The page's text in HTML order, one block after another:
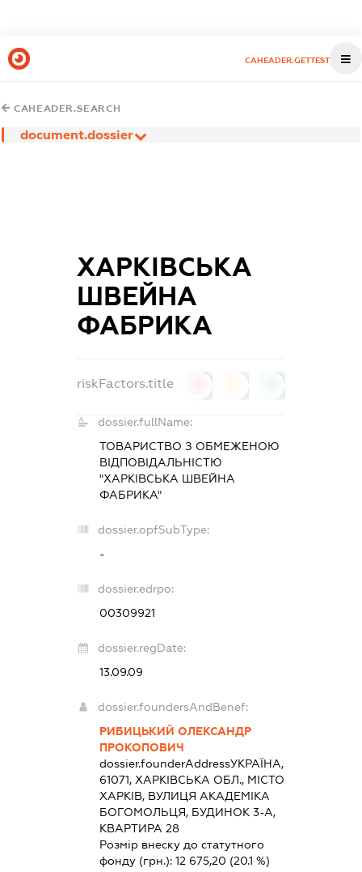
CAHEADER.GETTEST
CAHEADER.SEARCH
document.dossier
ХАРКІВСЬКА
ШВЕЙНА
ФАБРИКА
riskFactors.title
dossier.fullName:
ТОВАРИСТВО З ОБМЕЖЕНОЮ
ВІДПОВІДАЛЬНІСТЮ
"ХАРКІВСЬКА ШВЕЙНА
ФАБРИКА"
dossier.opfSubType:
-
dossier.edrpo:
00309921
dossier.regDate:
13.09.09
dossier.foundersAndBenef:
РИБИЦЬКИЙ ОЛЕКСАНДР
ПРОКОПОВИЧ
dossier.founderAddressУКРАЇНА,
61071, ХАРКІВСЬКА ОБЛ., МІСТО
ХАРКІВ, ВУЛИЦЯ АКАДЕМІКА
БОГОМОЛЬЦЯ, БУДИНОК 3-А,
КВАРТИРА 28
Розмір внеску до статутного
фонду (грн.): 12 675,20 (20.1 %)